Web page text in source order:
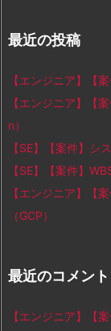
最近の投稿
【エンジニア】【
【エンジニア】【
n）
【SE】【案件】シ
【SE】【案件】
【エンジニア】【
（GCP）
最近のコメント
【エンジニア】【